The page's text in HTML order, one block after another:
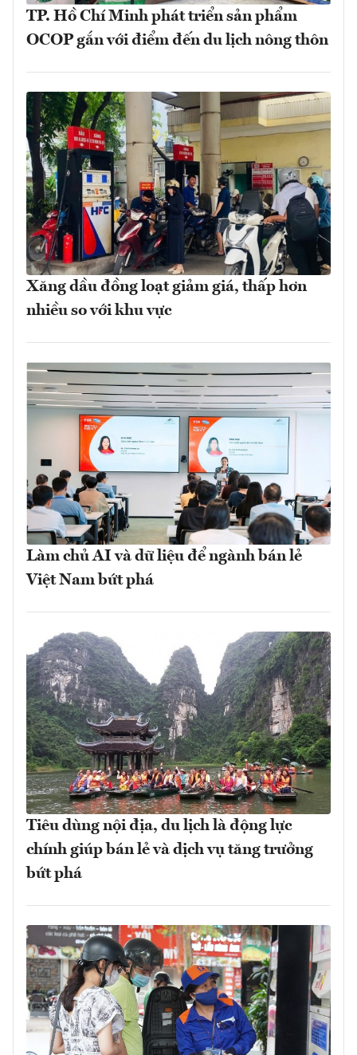
TP. Hồ Chí Minh phát triển sản phẩm
OCOP gắn với điểm đến du lịch nông thôn
Xăng dầu đồng loạt giảm giá, thấp hơn
nhiều so với khu vực
Làm chủ AI và dữ liệu để ngành bán lẻ
Việt Nam bứt phá
Tiêu dùng nội địa, du lịch là động lực
chính giúp bán lẻ và dịch vụ tăng trưởng
bứt phá